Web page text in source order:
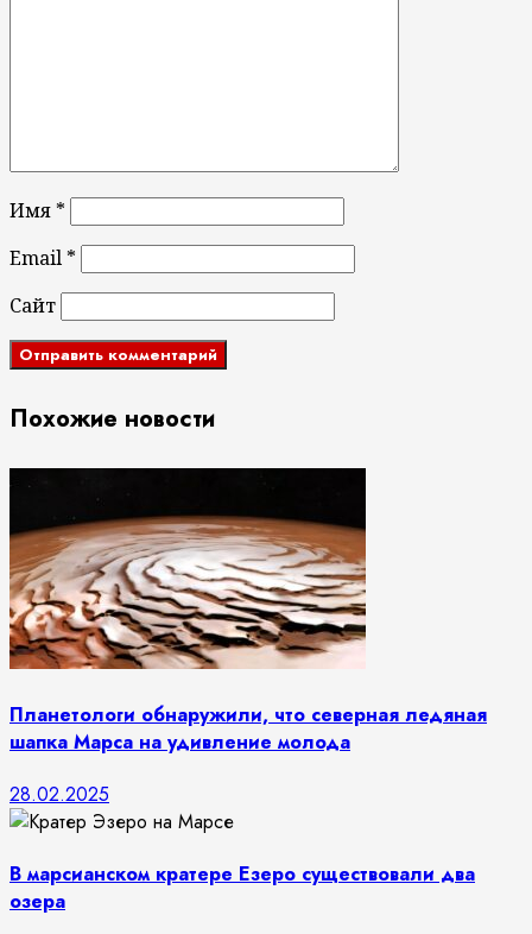
Имя *
Email *
Сайт
Похожие новости
Планетологи обнаружили, что северная ледяная
шапка Марса на удивление молода
28.02.2025
В марсианском кратере Езеро существовали два
озера